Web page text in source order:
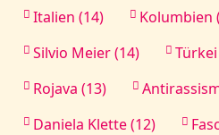
Italien (14)
Kolumbien
Silvio Meier (14)
Rojava (13)
Daniela Klette (12)